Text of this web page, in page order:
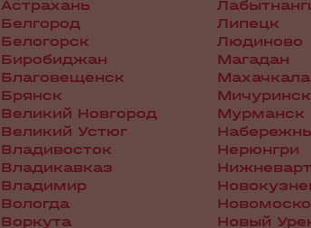
Астрахань
Белгород
Белогорск
Биробиджан
Благовещенск
Брянск
Великий Новгород
Великий Устюг
Владивосток
Владикавказ
Владимир
Вологда
Воркута
Липецк
Людиново
Магадан
Махачкала
Мичуринск
Мурманск
Нерюнгри
Новый